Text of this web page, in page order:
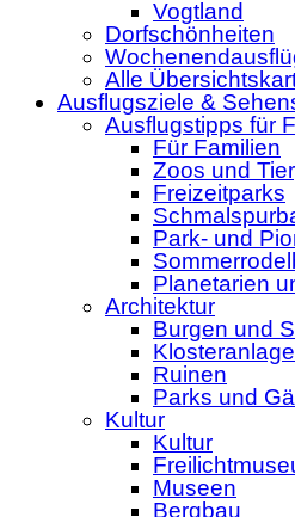
Vogtland
Dorfschönheiten
Alle
Ausflugsziele &
Ausflugstipps für
Für Familien
Zoos und
Freizeitparks
Park- und
Planetarien
Architektur
Burgen und
Ruinen
Parks und
Kultur
Kultur
Museen
Bergbau